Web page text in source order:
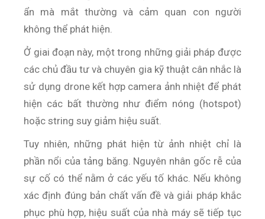
ẩn mà mắt thường và cảm quan con người
không thể phát hiện.
Ở giai đoạn này, một trong những giải pháp được
các chủ đầu tư và chuyên gia kỹ thuật cân nhắc là
sử dụng drone kết hợp camera ảnh nhiệt để phát
hiện các bất thường như điểm nóng (hotspot)
hoặc string suy giảm hiệu suất.
Tuy nhiên, những phát hiện từ ảnh nhiệt chỉ là
phần nổi của tảng băng. Nguyên nhân gốc rễ của
sự cố có thể nằm ở các yếu tố khác. Nếu không
xác định đúng bản chất vấn đề và giải pháp khắc
phục phù hợp, hiệu suất của nhà máy sẽ tiếp tục